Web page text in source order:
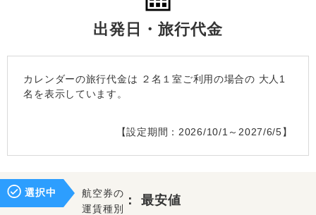
出発日・旅行代金
カレンダーの旅行代金は ２名１室ご利用の場合の 大人1
名を表示しています。
【設定期間：2026/10/1～2027/6/5】
選択中
航空券の
運賃種別
：最安値